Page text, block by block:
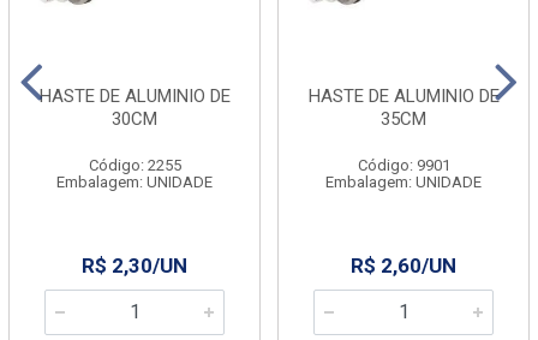
HASTE DE ALUMINIO DE
30CM
Código: 2255
Embalagem: UNIDADE
R$ 2,30/UN
HASTE DE ALUMINIO DE
35CM
Código: 9901
Embalagem: UNIDADE
R$ 2,60/UN